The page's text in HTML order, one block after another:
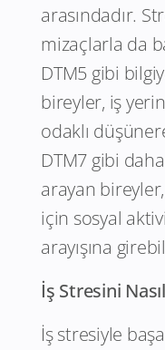
arasındadır.
mizaçlarla da
DTM5 gibi
bireyler, iş
odaklı
DTM7 gibi
arayan
için sosyal
arayışına
İş Stresini
İş stresiyle